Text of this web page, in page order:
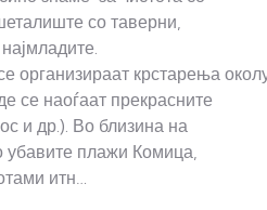
со таверни,
организираат крстарења
се наоѓаат прекрасните
и др.). Во близина на
убавите плажи Комица,
итн…